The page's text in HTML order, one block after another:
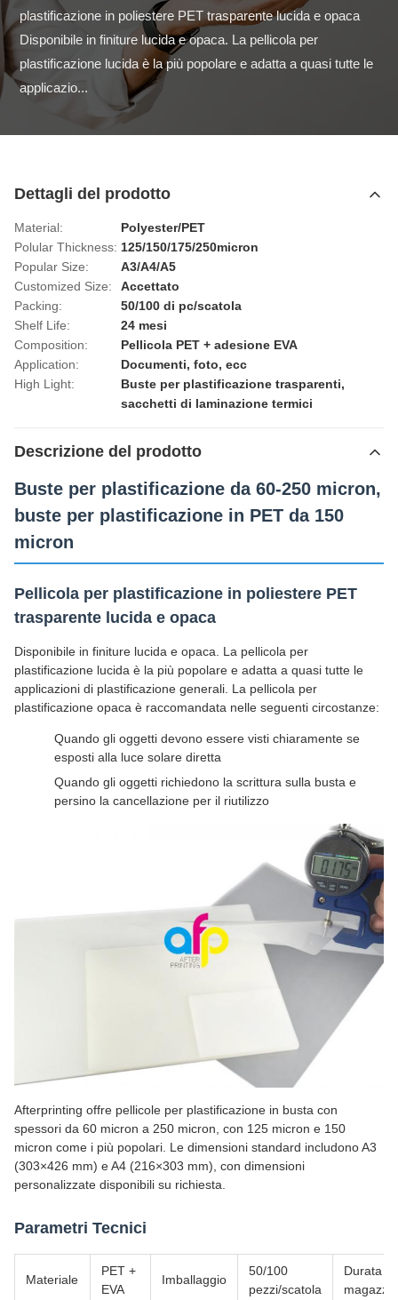
plastificazione in poliestere PET trasparente lucida e opaca
Disponibile in finiture lucida e opaca. La pellicola per
plastificazione lucida è la più popolare e adatta a quasi tutte le
applicazio...
Dettagli del prodotto
Material:
Polyester/PET
Polular Thickness: 125/150/175/250micron
Popular Size:
A3/A4/A5
Customized Size:
Accettato
Packing:
50/100 di pc/scatola
Shelf Life:
24 mesi
Composition:
Pellicola PET + adesione EVA
Application:
Documenti, foto, ecc
High Light:
Buste per plastificazione trasparenti,
sacchetti di laminazione termici
Descrizione del prodotto
Buste per plastificazione da 60-250 micron,
buste per plastificazione in PET da 150
micron
Pellicola per plastificazione in poliestere PET
trasparente lucida e opaca
Disponibile in finiture lucida e opaca. La pellicola per
plastificazione lucida è la più popolare e adatta a quasi tutte le
applicazioni di plastificazione generali. La pellicola per
plastificazione opaca è raccomandata nelle seguenti circostanze:
Quando gli oggetti devono essere visti chiaramente se
esposti alla luce solare diretta
Quando gli oggetti richiedono la scrittura sulla busta e
persino la cancellazione per il riutilizzo
Afterprinting offre pellicole per plastificazione in busta con
spessori da 60 micron a 250 micron, con 125 micron e 150
micron come i più popolari. Le dimensioni standard includono A3
(303×426 mm) e A4 (216×303 mm), con dimensioni
personalizzate disponibili su richiesta.
Parametri Tecnici
Materiale
PET +
EVA
Imballaggio
50/100
pezzi/scatola
Durata a